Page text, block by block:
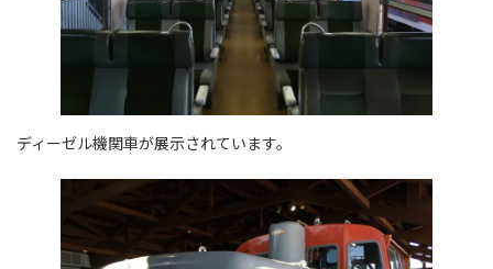
ディーゼル機関車が展示されています。